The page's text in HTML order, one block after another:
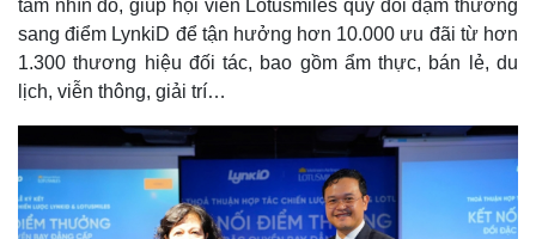
tầm nhìn đó, giúp hội viên Lotusmiles quy đổi dặm thưởng
sang điểm LynkiD để tận hưởng hơn 10.000 ưu đãi từ hơn
1.300 thương hiệu đối tác, bao gồm ẩm thực, bán lẻ, du
lịch, viễn thông, giải trí…